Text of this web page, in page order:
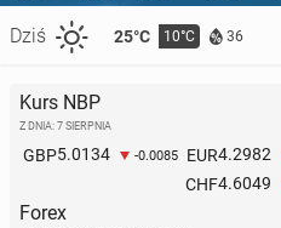
Dziś 25°C 10°C 36
Kurs NBP
Z DNIA: 7 SIERPNIA
GBP5.0134 -0.0085 EUR4.2982
CHF4.6049
Forex